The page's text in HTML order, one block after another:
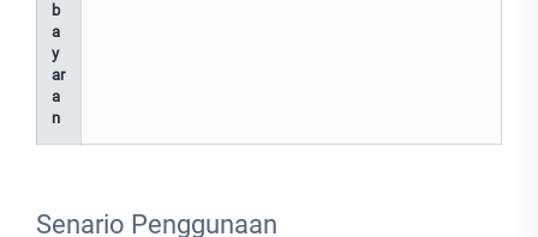
b
a
y
ar
a
n
Senario Penggunaan